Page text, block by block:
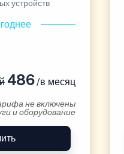
устройств
486/в месяц
не включены
и оборудование